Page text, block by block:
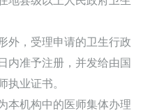
，受理申请的卫生行政
内准予注册，并发给由国
执业证书。
机构中的医师集体办理